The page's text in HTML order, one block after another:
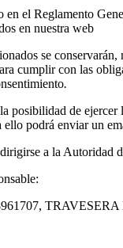
en el Reglamento
en nuestra web
se
cumplir con las
.
posibilidad de ejercer
ello podrá enviar un
a la Autoridad